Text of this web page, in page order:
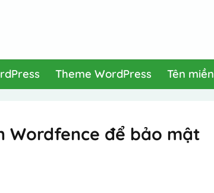
Theme WordPress Tên miền
Wordfence để bảo mật